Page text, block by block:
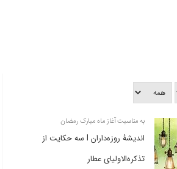
به مناسبت آغاز ماه مبارک رمضان
اندیشۀ روزه‌داران l سه حکایت از
تذکره‌الاولیای عطار